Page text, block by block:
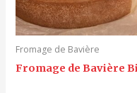
Fromage de Bavière
Fromage de Bavière